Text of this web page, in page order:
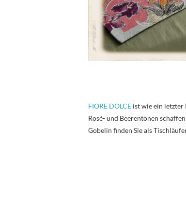
FIORE DOLCE ist wie ein letzter
Rosé- und Beerentönen
Gobelin finden Sie als